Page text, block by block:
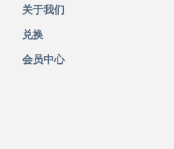
关于我们
兑换
会员中心